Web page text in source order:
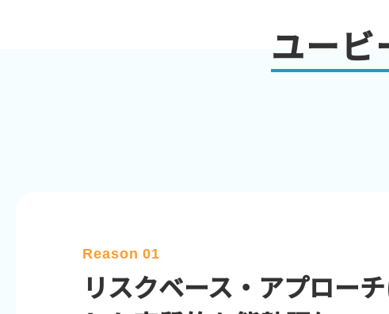
ユービ
Reason 01
リスクベース・アプロー